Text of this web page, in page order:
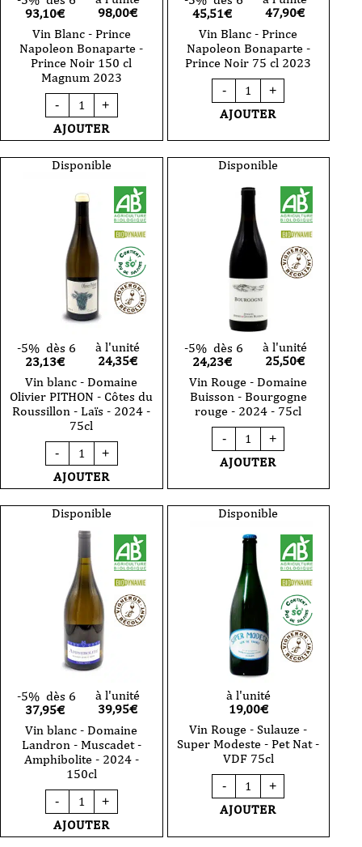
93,10€
98,00€
Vin Blanc - Prince
Napoleon Bonaparte -
Prince Noir 150 cl
Magnum 2023
-
quantité
de
Vin
Blanc
Prince
Napoleon
Bonaparte
Prince
Noir
150
cl
Magnum
2023
+
AJOUTER
45,51€
47,90€
Vin Blanc - Prince
Napoleon Bonaparte -
Prince Noir 75 cl 2023
-
quantité
de
Vin
Blanc
Napoleon
Bonaparte
Prince
Noir
75
cl
2023
+
AJOUTER
Disponible
-5% dès 6
23,13€
à l'unité
24,35€
Vin blanc - Domaine
Olivier PITHON - Côtes du
Roussillon - Laïs - 2024 -
75cl
-
quantité
de
Vin
blanc
Domaine
Olivier
PITHON
Côtes
du
Roussillon
-
-
2024
-
75cl
+
AJOUTER
Disponible
-5% dès 6
24,23€
à l'unité
25,50€
Vin Rouge - Domaine
Buisson - Bourgogne
rouge - 2024 - 75cl
-
quantité
de
Vin
Rouge
Buisson
-
Bourgogne
rouge
2024
-
75cl
+
AJOUTER
Disponible
-5% dès 6
37,95€
à l'unité
39,95€
Vin blanc - Domaine
Landron - Muscadet -
Amphibolite - 2024 -
150cl
-
quantité
de
Vin
blanc
+
AJOUTER
Disponible
à l'unité
19,00€
Vin Rouge - Sulauze -
Super Modeste - Pet Nat -
VDF 75cl
-
quantité
de
Vin
Rouge
+
AJOUTER